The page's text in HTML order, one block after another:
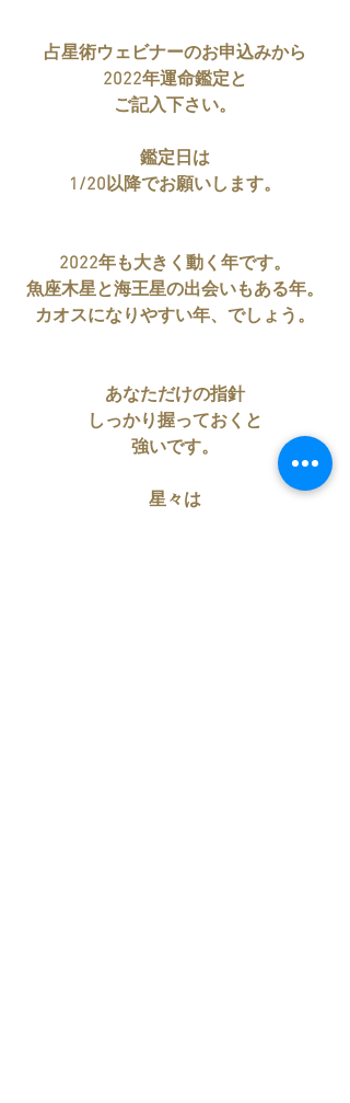
占星術ウェビナーのお申込みから
2022年運命鑑定と
ご記入下さい。
鑑定日は
1/20以降でお願いします。
2022年も大きく動く年です。
魚座木星と海王星の出会いもある年。
カオスになりやすい年、でしょう。
あなただけの指針
しっかり握っておくと
強いです。
星々は